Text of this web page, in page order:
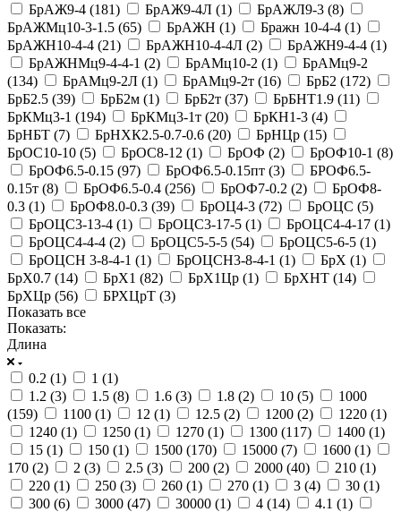
БрАЖ9-4 (181) БрАЖ9-4Л (1) БрАЖЛ9-3 (8)
БрАЖМц10-3-1.5 (65) БрАЖН (1) Бражн 10-4-4 (1)
БрАЖН10-4-4 (21) БрАЖН10-4-4Л (2) БрАЖН9-4-4 (1)
БрАЖНМц9-4-4-1 (2) БрАМц10-2 (1)
БрАМц9-2
(134) БрАМц9-2Л (1) БрАМц9-2т (16) БрБ2 (172)
БрБ2.5 (39) БрБ2м (1) БрБ2т (37) БрБНТ1.9 (11)
БрКМц3-1 (194) БрКМц3-1т (20) БрКН1-3 (4)
БрНБТ (7) БрНХК2.5-0.7-0.6 (20) БрНЦр (15)
БрОС10-10 (5) БрОС8-12 (1) БрОФ (2) БрОФ10-1 (8)
БрОФ6.5-0.15 (97) БрОФ6.5-0.15пт (3)
БРОФ6.5-
0.15т (8) БрОФ6.5-0.4 (256) БрОФ7-0.2 (2)
БрОФ8-
0.3 (1) БрОФ8.0-0.3 (39) БрОЦ4-3 (72) БрОЦС (5)
БрОЦС3-13-4 (1) БрОЦС3-17-5 (1) БрОЦС4-4-17 (1)
БрОЦС4-4-4 (2) БрОЦС5-5-5 (54) БрОЦС5-6-5 (1)
БрОЦСН 3-8-4-1 (1) БрОЦСН3-8-4-1 (1) БрХ (1)
БрХ0.7 (14) БрХ1 (82) БрХ1Цр (1) БрХНТ (14)
БрХЦр (56) БРХЦрТ (3)
Показать все
Показать:
Длина
0.2 (1) 1 (1)
1.2 (3) 1.5 (8) 1.6 (3) 1.8 (2) 10 (5)
1000
(159) 1100 (1) 12 (1) 12.5 (2) 1200 (2) 1220 (1)
1240 (1) 1250 (1) 1270 (1) 1300 (117) 1400 (1)
15 (1) 150 (1) 1500 (170) 15000 (7) 1600 (1)
170 (2) 2 (3) 2.5 (3) 200 (2) 2000 (40) 210 (1)
220 (1) 250 (3) 260 (1) 270 (1) 3 (4) 30 (1)
300 (6) 3000 (47) 30000 (1) 4 (14) 4.1 (1)